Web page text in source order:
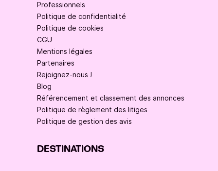
Professionnels
Politique de confidentialité
Politique de cookies
CGU
Mentions légales
Partenaires
Rejoignez-nous !
Blog
Référencement et classement des annonces
Politique de règlement des litiges
Politique de gestion des avis
DESTINATIONS